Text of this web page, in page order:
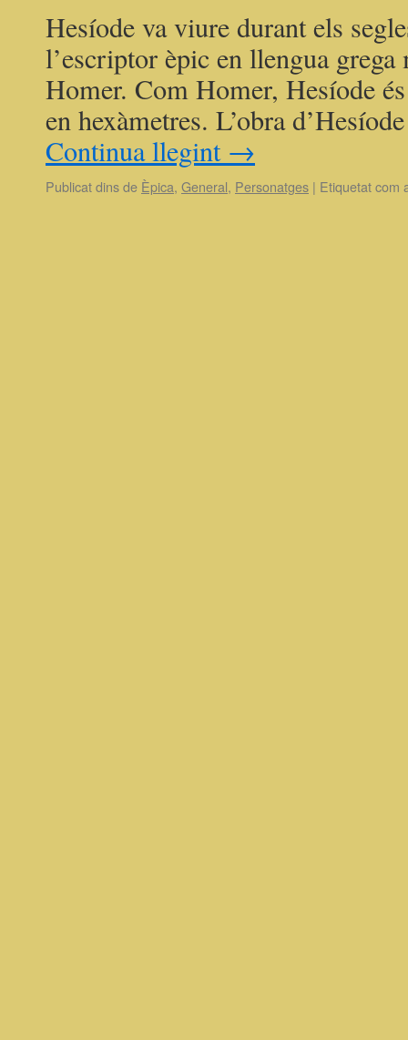
Hesíode va viure durant els
l’escriptor èpic en llengua
Homer. Com Homer, Hesíode
en hexàmetres. L’obra
Continua llegint →
Publicat dins de Èpica, General, Personatges | Etiquetat com